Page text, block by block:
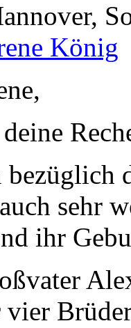
,
König
sehr
ihr
vier